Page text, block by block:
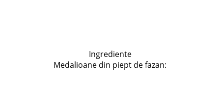
Ingrediente
Medalioane din piept de fazan: